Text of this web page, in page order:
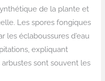
de la plante et
Les spores fongiques
les éclaboussures d’eau
expliquant
sont souvent les